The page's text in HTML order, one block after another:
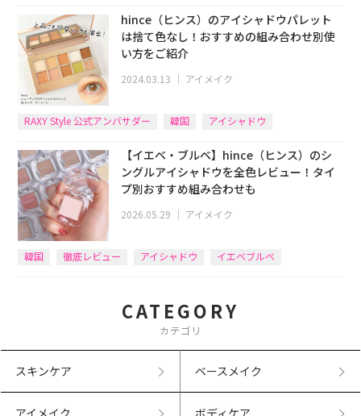
hince（ヒンス）のアイシャドウパレット
は捨て色なし！おすすめの組み合わせ別使
い方をご紹介
2024.03.13 ｜ アイメイク
RAXY Style 公式アンバサダー 韓国 アイシャドウ
【イエベ・ブルベ】hince（ヒンス）のシ
ングルアイシャドウを全色レビュー！タイ
プ別おすすめ組み合わせも
2026.05.29 ｜ アイメイク
韓国 徹底レビュー アイシャドウ イエベブルベ
CATEGORY
カテゴリ
スキンケア ベースメイク